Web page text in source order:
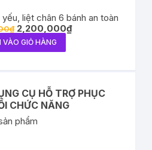
liệt chân 6 bánh an toàn
₫ 2,200,000₫
VÀO GIỎ HÀNG
CỤ HỖ TRỢ PHỤC
CHỨC NĂNG
phẩm